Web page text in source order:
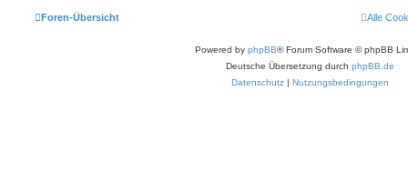
Foren-Übersicht Alle
Powered by phpBB® Forum Software © phpBB
Deutsche Übersetzung durch phpBB.de
Datenschutz | Nutzungsbedingungen